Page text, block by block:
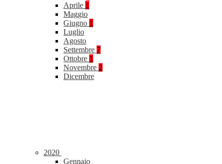
Aprile 1
Maggio
Giugno 1
Luglio
Agosto
Settembre 7
Ottobre 1
Novembre 2
Dicembre
2020
Gennaio